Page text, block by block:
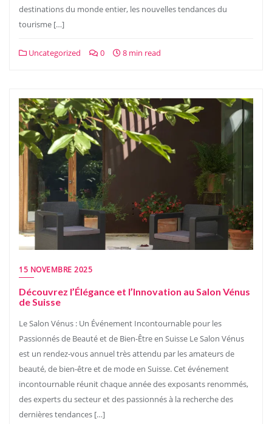
destinations du monde entier, les nouvelles tendances du
tourisme […]
Uncategorized 0 8 min read
15 NOVEMBRE 2025
Découvrez l’Élégance et l’Innovation au Salon Vénus
de Suisse
Le Salon Vénus : Un Événement Incontournable pour les
Passionnés de Beauté et de Bien-Être en Suisse Le Salon Vénus
est un rendez-vous annuel très attendu par les amateurs de
beauté, de bien-être et de mode en Suisse. Cet événement
incontournable réunit chaque année des exposants renommés,
des experts du secteur et des passionnés à la recherche des
dernières tendances […]